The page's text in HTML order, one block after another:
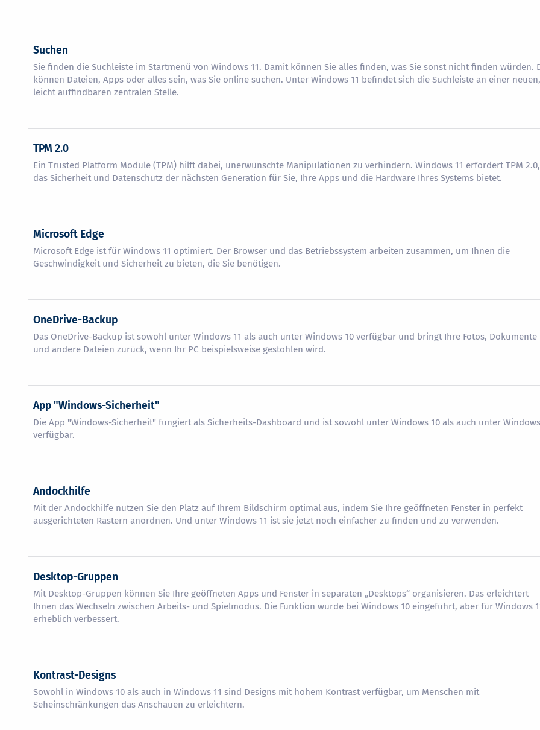
Suchen
Sie finden die Suchleiste im Startmenü von Windows 11. Damit können Sie alles finden, was Sie sonst nicht finden würden.
können Dateien, Apps oder alles sein, was Sie online suchen. Unter Windows 11 befindet sich die Suchleiste an einer neuen,
leicht auffindbaren zentralen Stelle.
TPM 2.0
Ein Trusted Platform Module (TPM) hilft dabei, unerwünschte Manipulationen zu verhindern. Windows 11 erfordert TPM 2.0,
das Sicherheit und Datenschutz der nächsten Generation für Sie, Ihre Apps und die Hardware Ihres Systems bietet.
Microsoft Edge
Microsoft Edge ist für Windows 11 optimiert. Der Browser und das Betriebssystem arbeiten zusammen, um Ihnen die
Geschwindigkeit und Sicherheit zu bieten, die Sie benötigen.
OneDrive-Backup
Das OneDrive-Backup ist sowohl unter Windows 11 als auch unter Windows 10 verfügbar und bringt Ihre Fotos, Dokumente
und andere Dateien zurück, wenn Ihr PC beispielsweise gestohlen wird.
App "Windows-Sicherheit"
Die App "Windows-Sicherheit" fungiert als Sicherheits-Dashboard und ist sowohl unter Windows 10 als auch unter
verfügbar.
Andockhilfe
Mit der Andockhilfe nutzen Sie den Platz auf Ihrem Bildschirm optimal aus, indem Sie Ihre geöffneten Fenster in perfekt
ausgerichteten Rastern anordnen. Und unter Windows 11 ist sie jetzt noch einfacher zu finden und zu verwenden.
Desktop-Gruppen
Mit Desktop-Gruppen können Sie Ihre geöffneten Apps und Fenster in separaten „Desktops“ organisieren. Das erleichtert
Ihnen das Wechseln zwischen Arbeits- und Spielmodus. Die Funktion wurde bei Windows 10 eingeführt, aber für Windows
erheblich verbessert.
Kontrast-Designs
Sowohl in Windows 10 als auch in Windows 11 sind Designs mit hohem Kontrast verfügbar, um Menschen mit
Seheinschränkungen das Anschauen zu erleichtern.